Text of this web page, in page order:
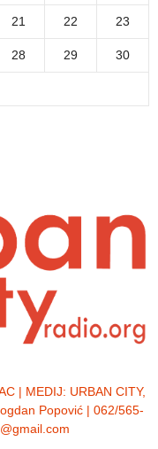
21 22 23
28 29 30
| MEDIJ: URBAN CITY,
Popović | 062/565-